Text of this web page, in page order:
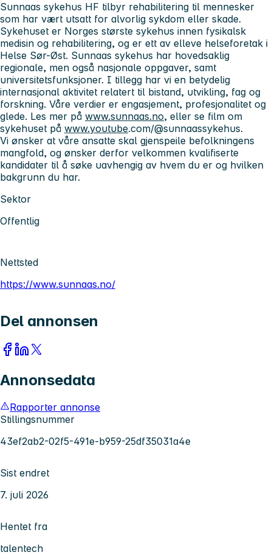
Sunnaas sykehus HF tilbyr rehabilitering til mennesker
som har vært utsatt for alvorlig sykdom eller skade.
Sykehuset er Norges største sykehus innen fysikalsk
medisin og rehabilitering, og er ett av elleve helseforetak i
Helse Sør-Øst. Sunnaas sykehus har hovedsaklig
regionale, men også nasjonale oppgaver, samt
universitetsfunksjoner. I tillegg har vi en betydelig
internasjonal aktivitet relatert til bistand, utvikling, fag og
forskning. Våre verdier er engasjement, profesjonalitet og
glede. Les mer på www.sunnaas.no, eller se film om
sykehuset på www.youtube.com/@sunnaassykehus.
Vi ønsker at våre ansatte skal gjenspeile befolkningens
mangfold, og ønsker derfor velkommen kvalifiserte
kandidater til å søke uavhengig av hvem du er og hvilken
bakgrunn du har.
Sektor
Offentlig
Nettsted
https://www.sunnaas.no/
Del annonsen
Annonsedata
Rapporter annonse
Stillingsnummer
43ef2ab2-02f5-491e-b959-25df35031a4e
Sist endret
7. juli 2026
Hentet fra
talentech